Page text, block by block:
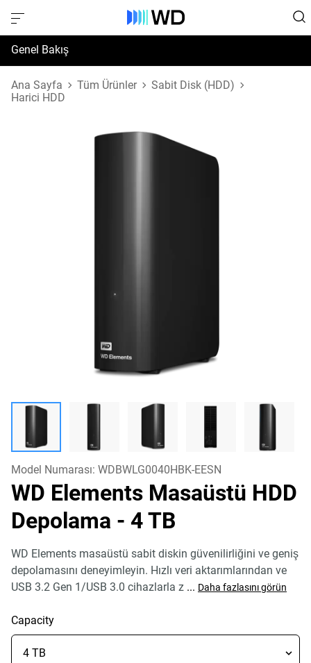
Genel Bakış
Özellikler
Ana Sayfa Tüm Ürünler
Sabit Disk (HDD)
Harici HDD
Model Numarası: WDBWLG0040HBK-EESN
WD Elements Masaüstü HDD
Depolama - 4 TB
WD Elements masaüstü sabit diskin güvenilirliğini ve geniş
depolamasını deneyimleyin. Hızlı veri aktarımlarından ve
USB 3.2 Gen 1/USB 3.0 cihazlarla z ... Daha fazlasını görün
Capacity